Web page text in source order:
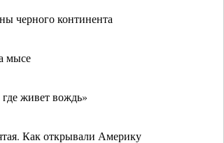
черного континента
мысе
живет вождь»
Как открывали Америку